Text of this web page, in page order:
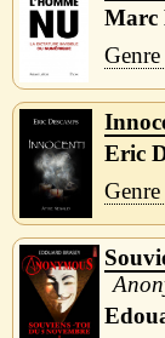
Marc
Eric